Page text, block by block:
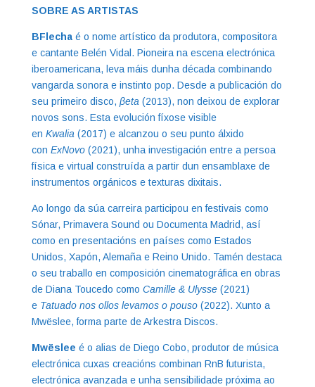
SOBRE AS ARTISTAS
BFlechaé o nome artístico da produtora, compositora
e cantante Belén Vidal. Pioneira na escena electrónica
iberoamericana, leva máis dunha década combinando
vangarda sonora e instinto pop. Desde a publicación do
seu primeiro disco, βeta (2013), non deixou de explorar
novos sons. Esta evolución fíxose visible
en Kwalia (2017) e alcanzou o seu punto álxido
con ExNovo(2021), unha investigación entre a persoa
física e virtual construída a partir dun ensamblaxe de
instrumentos orgánicos e texturas dixitais.
Ao longo da súa carreira participou en festivais como
Sónar, Primavera Sound ou Documenta Madrid, así
como en presentacións en países como Estados
Unidos, Xapón, Alemaña e Reino Unido. Tamén destaca
o seu traballo en composición cinematográfica en obras
de Diana Toucedo como Camille & Ulysse(2021)
e Tatuado nos ollos levamos o pouso(2022). Xunto a
Mwëslee, forma parte de Arkestra Discos.
Mwëslee é o alias de Diego Cobo, produtor de música
electrónica cuxas creacións combinan RnB futurista,
electrónica avanzada e unha sensibilidade próxima ao